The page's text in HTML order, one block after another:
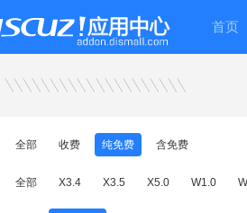
首页
全部 收费 纯免费 含免费
全部 X3.4 X3.5 X5.0 W1.0